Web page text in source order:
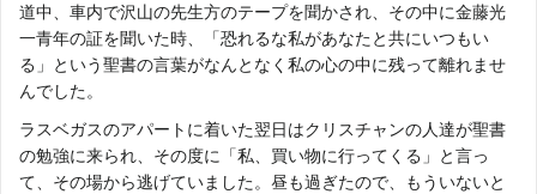
道中、車内で沢山の先生方のテープを聞かされ、その中に金藤光
一青年の証を聞いた時、「恐れるな私があなたと共にいつもい
る」という聖書の言葉がなんとなく私の心の中に残って離れませ
んでした。
ラスベガスのアパートに着いた翌日はクリスチャンの人達が聖書
の勉強に来られ、その度に「私、買い物に行ってくる」と言っ
て、その場から逃げていました。昼も過ぎたので、もういないと